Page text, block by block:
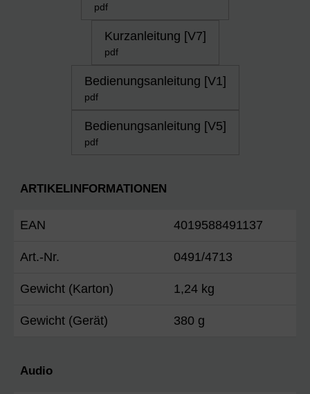
pdf
Kurzanleitung [V7]
pdf
Bedienungsanleitung [V1]
pdf
Bedienungsanleitung [V5]
pdf
ARTIKELINFORMATIONEN
EAN 4019588491137
Art.-Nr. 0491/4713
Gewicht (Karton) 1,24 kg
Gewicht (Gerät) 380 g
Audio